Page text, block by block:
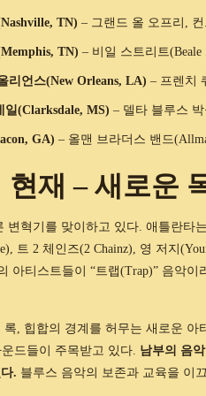
TN) – 그랜드 올 오프리,
TN) – 비일 스트리트(Beale
리언스(New Orleans, LA) – 프렌치
일(Clarksdale, MS) – 델타 블루스 박
GA) – 올맨 브라더스 밴드
현재 – 새로운
변혁기를 맞이하고 있다. 애틀란타
트 2 체인즈(2 Chainz), 영 저지
아티스트들이 “트랩(Trap)” 음악
, 힙합의 경계를 허무는 새로운
드들이 주목받고 있다. 남부의 음
. 블루스 음악의 보존과 교육을 이